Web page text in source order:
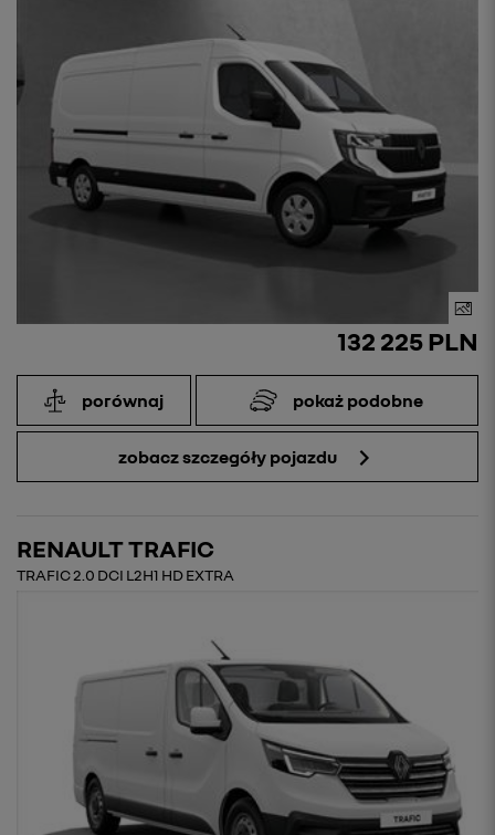
132 225 PLN
porównaj pokaż podobne
zobacz szczegóły pojazdu
RENAULT TRAFIC
TRAFIC 2.0 DCI L2H1 HD EXTRA